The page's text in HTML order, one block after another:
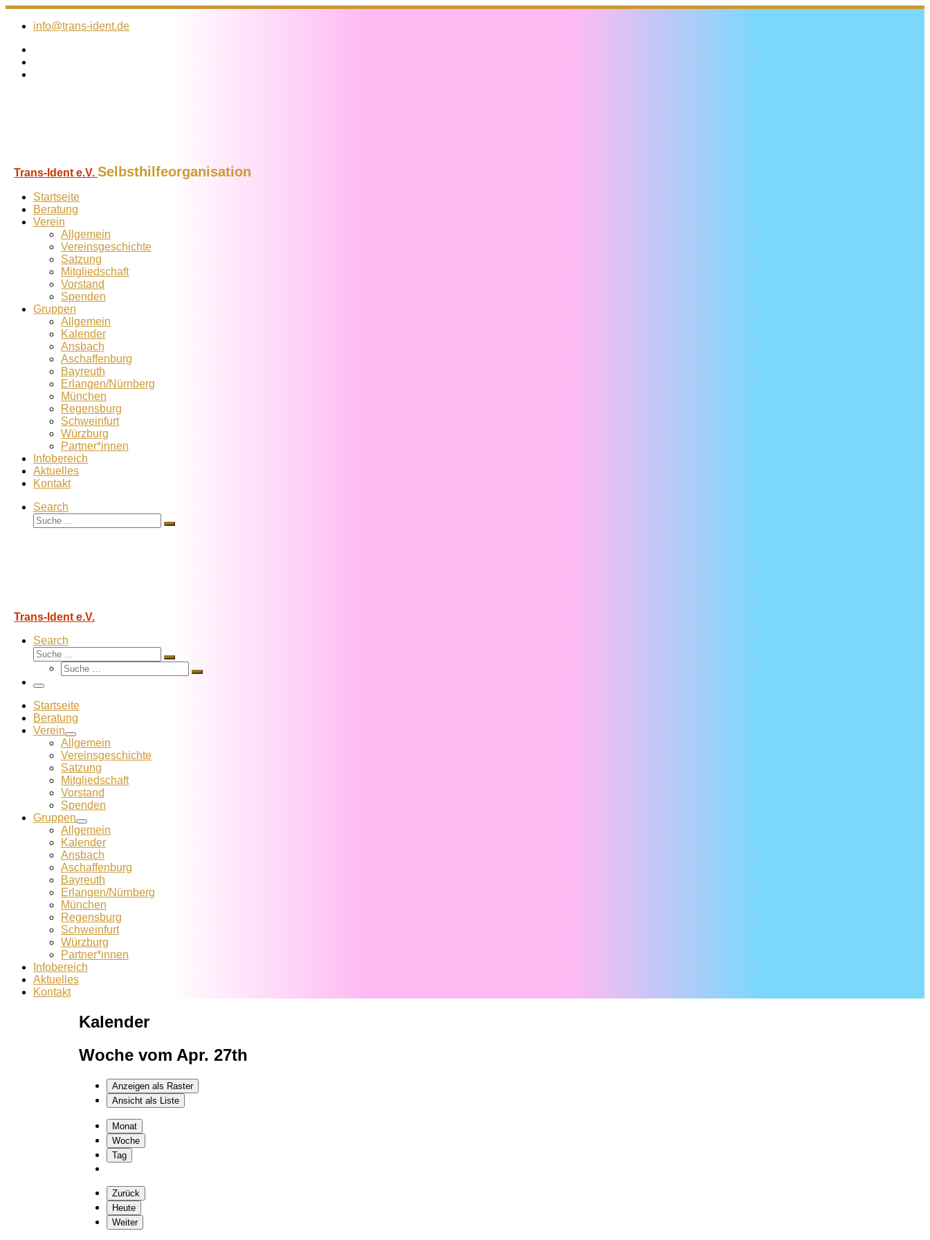
Zum
Inhalt
info@trans-ident.de
Trans-Ident e.V. Selbsthilfeorganisation
Startseite
Beratung
Verein
Allgemein
Vereins­geschichte
Satzung
Mitglied­schaft
Vorstand
Spenden
Gruppen
Allgemein
Kalender
Ansbach
Aschaffenburg
Bayreuth
Erlangen/Nürnberg
München
Regensburg
Schweinfurt
Würzburg
Partner*innen
Infobereich
Aktuelles
Kontakt
Search
Suche
Suche
Trans-Ident e.V.
Search
Suche
Suche
Suche
Suche
Menü
Startseite
Beratung
Verein
Allgemein
Vereins­geschichte
Satzung
Mitglied­schaft
Vorstand
Spenden
Gruppen
Allgemein
Kalender
Ansbach
Aschaffenburg
Bayreuth
Erlangen/Nürnberg
München
Regensburg
Schweinfurt
Würzburg
Partner*innen
Infobereich
Aktuelles
Kontakt
Kalender
Woche vom Apr. 27th
Anzeigen als Raster
Ansicht als Liste
Monat
Woche
Tag
Zurück
Heute
Weiter